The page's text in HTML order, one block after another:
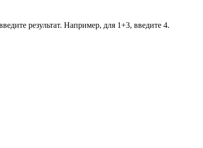
результат. Например, для 1+3, введите 4.